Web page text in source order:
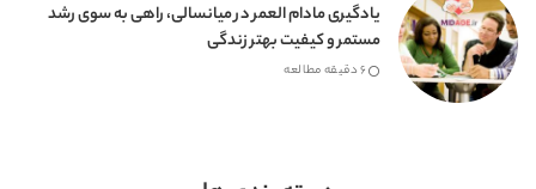
یادگیری مادام العمر در میانسالی، راهی به سوی رشد
مستمر و کیفیت بهتر زندگی
6 دقیقه مطالعه